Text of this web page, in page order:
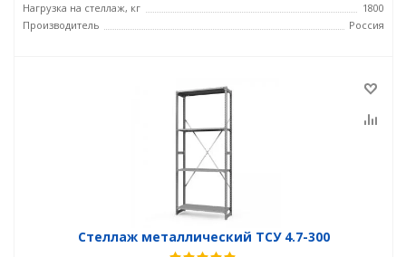
Нагрузка на стеллаж, кг
1800
Производитель
Россия
Стеллаж металлический ТСУ 4.7-300